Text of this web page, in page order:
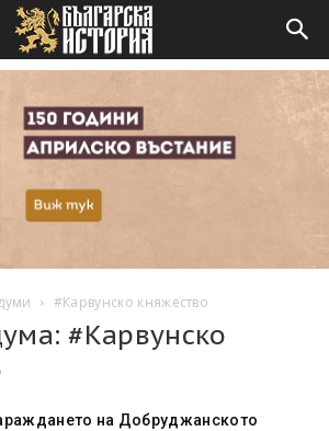
#Карвунско княжество
#Карвунско
на Добруджанското